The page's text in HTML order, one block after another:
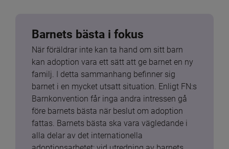
Barnets bästa i fokus
När föräldrar inte kan ta hand om sitt barn
kan adoption vara ett sätt att ge barnet en ny
familj. I detta sammanhang befinner sig
barnet i en mycket utsatt situation. Enligt FN:s
Barnkonvention får inga andra intressen gå
före barnets bästa när beslut om adoption
fattas. Barnets bästa ska vara vägledande i
alla delar av det internationella